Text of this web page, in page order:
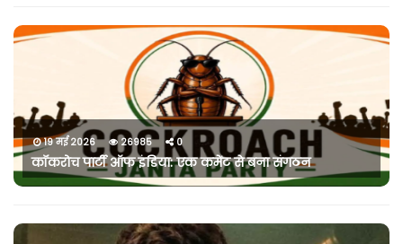
19 मई 2026 26985 0
कॉकरोच पार्टी ऑफ इंडिया: एक कमेंट से बना संगठन